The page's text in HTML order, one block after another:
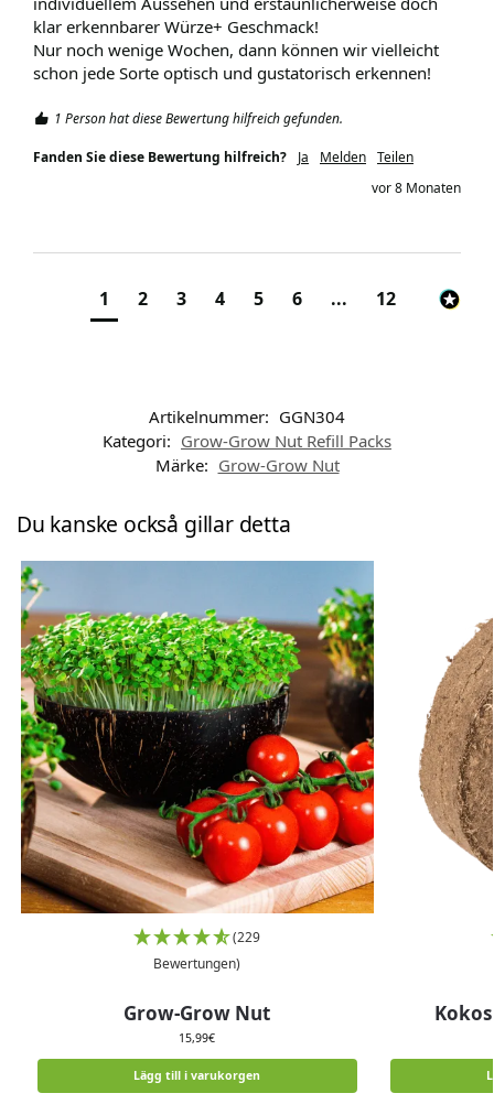
klar erkennbarer Würze+ Geschmack!
Nur noch wenige Wochen, dann können wir vielleicht
schon jede Sorte optisch und gustatorisch erkennen!
1 Person hat diese Bewertung hilfreich gefunden.
Fanden Sie diese Bewertung hilfreich? Ja Melden Teilen
vor 8 Monaten
1 2 3 4 5 6 ... 12
Artikelnummer: GGN304
Kategori: Grow-Grow Nut Refill Packs
Märke: Grow-Grow Nut
Du kanske också gillar detta
(229
Bewertungen)
Grow-Grow Nut
15,99€
Lägg till i varukorgen